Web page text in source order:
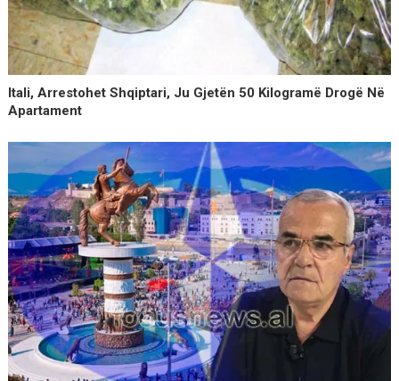
Itali, Arrestohet Shqiptari, Ju Gjetën 50 Kilogramë Drogë Në
Apartament